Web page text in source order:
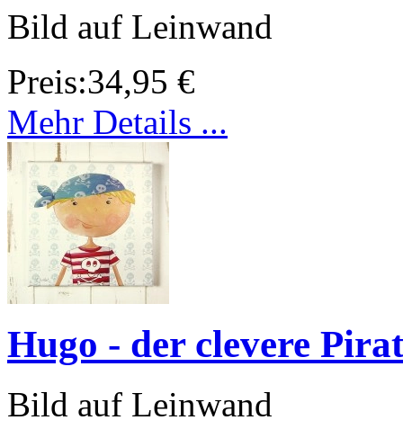
Bild auf Leinwand
Preis:34,95 €
Mehr Details ...
Hugo - der clevere Pirat
Bild auf Leinwand